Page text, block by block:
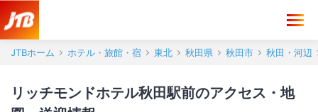
JTBホーム ホテル・旅館・宿 東北 秋田県 秋田市 秋田・河辺
リッチモンドホテル秋田駅前のアクセス・地